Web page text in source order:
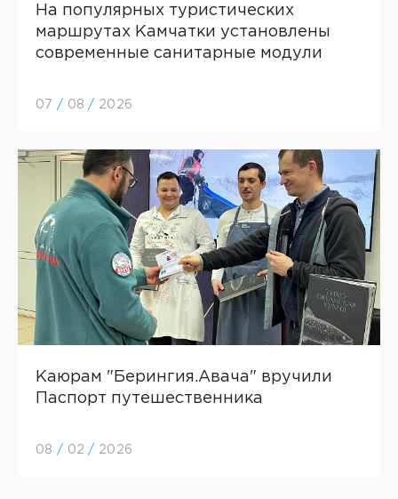
На популярных туристических
маршрутах Камчатки установлены
современные санитарные модули
07 / 08 / 2026
Каюрам "Берингия.Авача" вручили
Паспорт путешественника
08 / 02 / 2026